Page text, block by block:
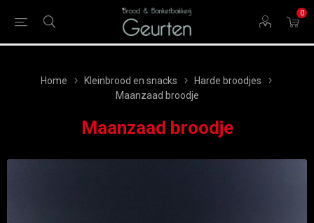
0
Home Kleinbrood en snacks
Harde broodjes
Maanzaad broodje
Maanzaad broodje